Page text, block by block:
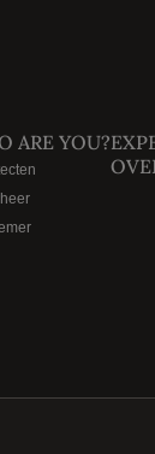
ARE YOU?